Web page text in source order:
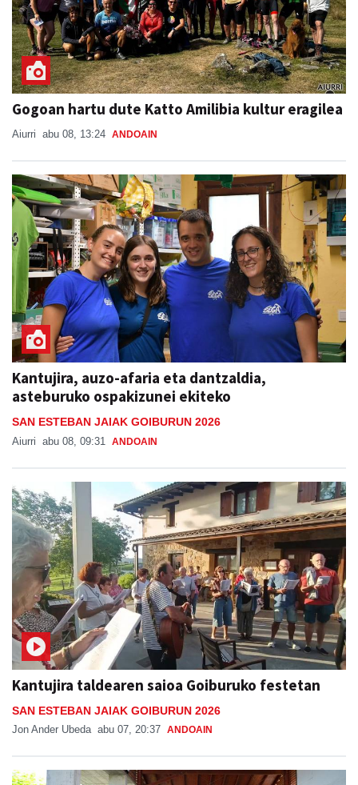
Gogoan hartu dute Katto Amilibia kultur eragilea
Aiurri abu 08, 13:24 ANDOAIN
Kantujira, auzo-afaria eta dantzaldia,
asteburuko ospakizunei ekiteko
SAN ESTEBAN JAIAK GOIBURUN 2026
Aiurri abu 08, 09:31 ANDOAIN
Kantujira taldearen saioa Goiburuko festetan
SAN ESTEBAN JAIAK GOIBURUN 2026
Jon Ander Ubeda abu 07, 20:37 ANDOAIN